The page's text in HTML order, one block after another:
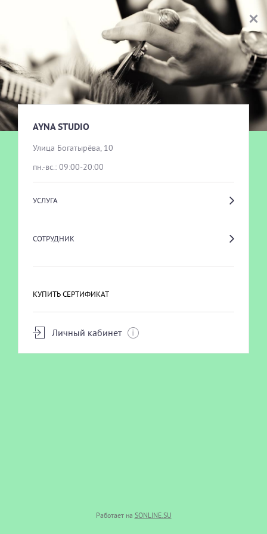
AYNA STUDIO
​Улица Богатырёва, 10
пн.-вс.: 09:00-20:00
УСЛУГА
СОТРУДНИК
КУПИТЬ СЕРТИФИКАТ
Личный кабинет
Работает на SONLINE.SU
AYNA STUDIO
ВЫБОР УСЛУГИ
ПАРИКМАХЕРСКИЕ УСЛУГИ
НОГТЕВОЙ СЕРВИС
ЭПИЛЯЦИЯ